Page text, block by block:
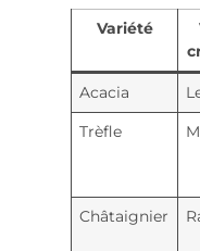
Variété
Acacia
Trèfle
Châtaignier